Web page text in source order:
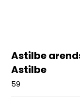
Astilbe
Astilbe
59